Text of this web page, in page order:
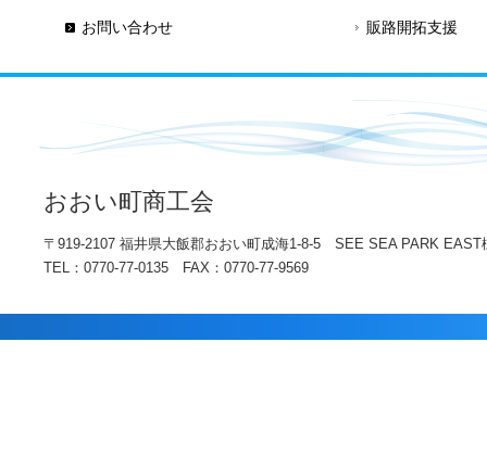
お問い合わせ 販路開拓支援
おおい町商工会
〒919-2107 福井県大飯郡おおい町成海1-8-5 SEE SEA PARK EAST
TEL：0770-77-0135 FAX：0770-77-9569